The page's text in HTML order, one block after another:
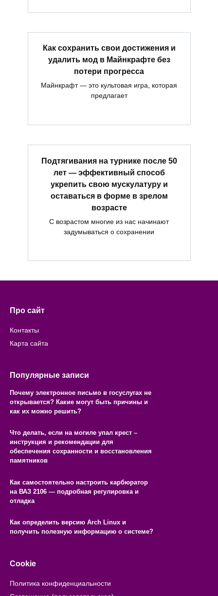
Как сохранить свои достижения и
удалить мод в Майнкрафте без
потери прогресса
Майнкрафт — это культовая игра, которая
предлагает
Подтягивания на турнике после 50
лет — эффективный способ
укрепить свою мускулатуру и
оставаться в форме в зрелом
возрасте
С возрастом многие из нас начинают
задумываться о сохранении
Про сайт
Контакты
Карта сайта
Популярные записи
Почему электронное письмо в госуслугах не
открывается? Какие могут быть причины и
как их можно решить?
Что делать, если на могиле упал крест –
инструкция и рекомендации для
обеспечения сохранности и восстановления
памятников
Как самостоятельно настроить карбюратор
на ВАЗ 2106 — подробная регулировка и
отладка
Как определить версию Arch Linux и
получить полезную информацию о системе?
Cookie
Политика конфиденциальности